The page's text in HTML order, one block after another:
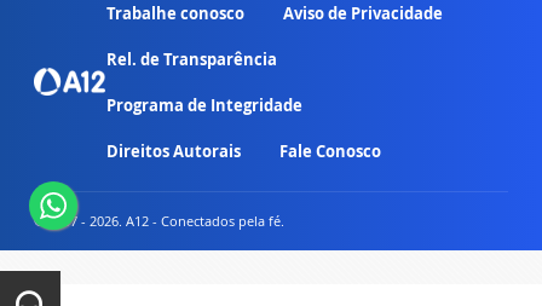
Trabalhe conosco Aviso de Privacidade
Rel. de Transparência
Programa de Integridade
Direitos Autorais Fale Conosco
© 2007 - 2026. A12 - Conectados pela fé.